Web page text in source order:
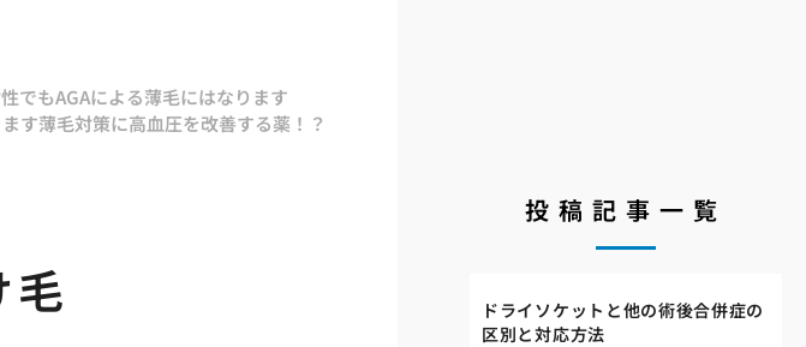
でもAGAによる薄毛にはなります
す薄毛対策に高血圧を改善する薬！？
毛
投稿記事一覧
ドライソケットと他の術後合併症の
区別と対応方法